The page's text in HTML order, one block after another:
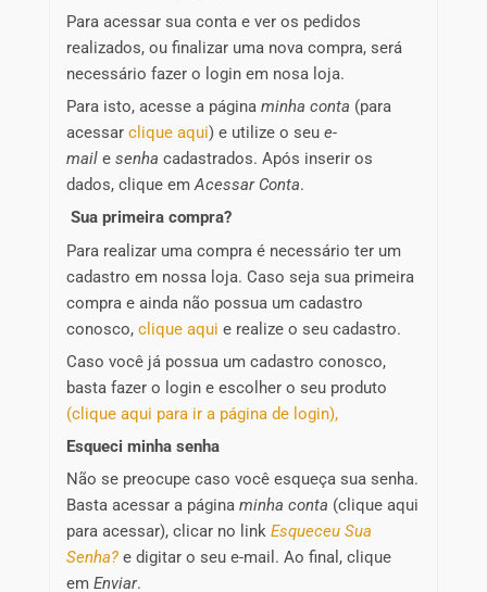
Para acessar sua conta e ver os pedidos
realizados, ou finalizar uma nova compra, será
necessário fazer o login em nosa loja.
Para isto, acesse a página minha conta (para
acessar clique aqui) e utilize o seu e-
mail e senha cadastrados. Após inserir os
dados, clique emAcessar Conta.
Sua primeira compra?
Para realizar uma compra é necessário ter um
cadastro em nossa loja. Caso seja sua primeira
compra e ainda não possua um cadastro
conosco, clique aqui e realize o seu cadastro.
Caso você já possua um cadastro conosco,
basta fazer o login e escolher o seu produto
(clique aqui para ir a página de login),
Esqueci minha senha
Não se preocupe caso você esqueça sua senha.
Basta acessar a página minha conta (clique aqui
para acessar), clicar no link Esqueceu Sua
Senha? e digitar o seu e-mail. Ao final, clique
em Enviar.